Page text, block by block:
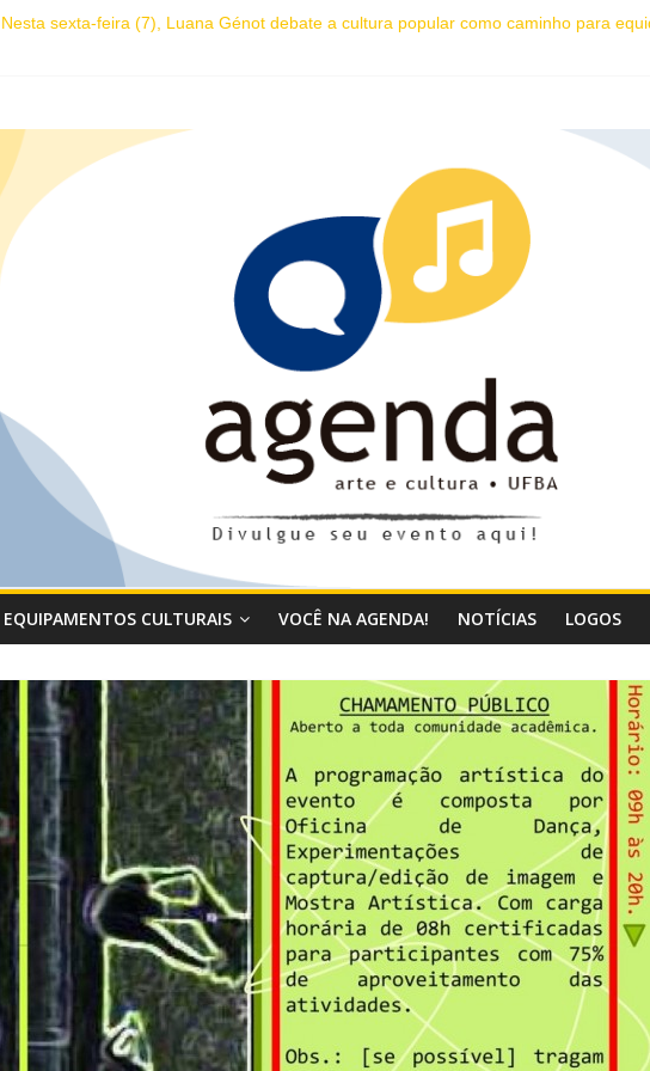
Nesta sexta-feira (7), Luana Génot debate a cultura popular como caminho para
Comédia romântica “O que vem depois” reestreia na Casa Preta e convida público
EQUIPAMENTOS CULTURAIS VOCÊ NA AGENDA! NOTÍCIAS LOGOS